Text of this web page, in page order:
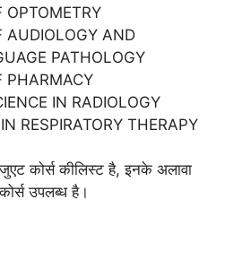
OPTOMETRY
AUDIOLOGY AND
PATHOLOGY
PHARMACY
IN RADIOLOGY
RESPIRATORY THERAPY
कोर्स कीलिस्ट है, इनके अलावा
उपलब्ध है।